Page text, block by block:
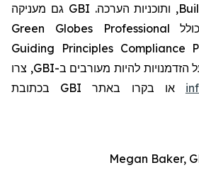
, ותוכניות הערכה.
GBI גם מעניקה
כולל Green Globes Professional
Guiding Principles Compliance
הזדמנויות להיות מעורבים ב-GBI, צרו
או בקרו באתר GBI בכתובת
Megan Baker,